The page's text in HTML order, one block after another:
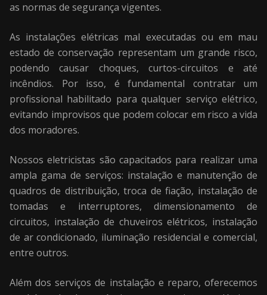
as normas de segurança vigentes.
As instalações elétricas mal executadas ou em mau
estado de conservação representam um grande risco,
podendo causar choques, curtos-circuitos e até
incêndios. Por isso, é fundamental contratar um
profissional habilitado para qualquer serviço elétrico,
evitando improvisos que podem colocar em risco a vida
dos moradores.
Nossos eletricistas são capacitados para realizar uma
ampla gama de serviços: instalação e manutenção de
quadros de distribuição, troca de fiação, instalação de
tomadas e interruptores, dimensionamento de
circuitos, instalação de chuveiros elétricos, instalação
de ar condicionado, iluminação residencial e comercial,
entre outros.
Além dos serviços de instalação e reparo, oferecemos